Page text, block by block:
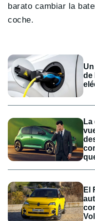
barato cambiar la
coche.
de
El